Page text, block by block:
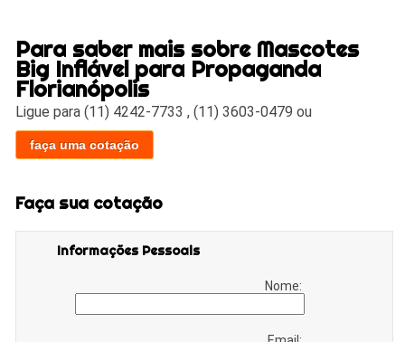
Para saber mais sobre Mascotes
Big Inflável para Propaganda
Florianópolis
Ligue para(11) 4242-7733 ,(11) 3603-0479 ou
faça uma cotação
Faça sua cotação
Informações Pessoais
Nome: